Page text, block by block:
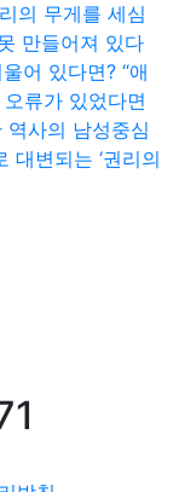
의 무게를 세심
만들어져 있다
어 있다면? “애
류가 있었다면
역사의 남성중심
대변되는 ‘권리의